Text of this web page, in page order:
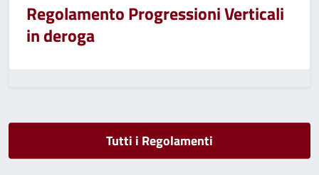
Regolamento Progressioni Verticali
in deroga
Tutti i Regolamenti